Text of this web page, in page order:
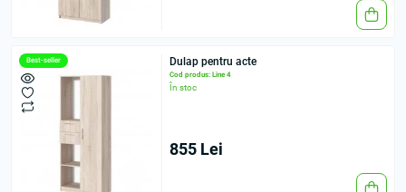
Best-seller Dulap pentru acte
Cod produs: Line 4
În stoc
855 Lei